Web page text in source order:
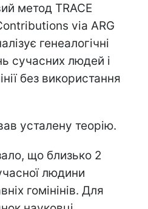
метод TRACE
via ARG
генеалогічні
сучасних людей і
без використання
усталену теорію.
що близько 2
людини
гомінінів. Для